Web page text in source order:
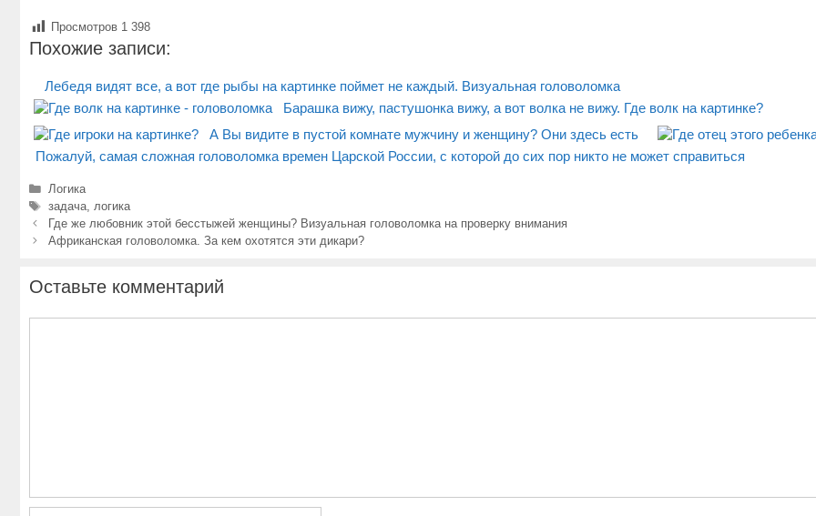
Просмотров 1 398
Похожие записи:
Лебедя видят все, а вот где рыбы на картинке поймет не каждый. Визуальная головоломка
Барашка вижу, пастушонка вижу, а вот волка не вижу. Где волк на картинке?
А Вы видите в пустой комнате мужчину и женщину? Они здесь есть
Пожалуй, самая сложная головоломка времен Царской России, с которой до сих пор никто не может справиться
Рубрики
Логика
Метки
задача, логика
Навигация
записи
Где же любовник этой бесстыжей женщины? Визуальная головоломка на проверку внимания
Африканская головоломка. За кем охотятся эти дикари?
Оставьте комментарий